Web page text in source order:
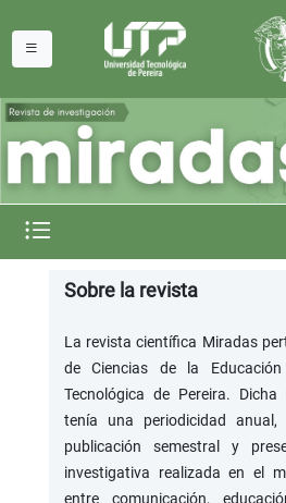
Sobre la revista
La revista científica Miradas
de Ciencias de la
Tecnológica de Pereira.
tenía una periodicidad
publicación semestral y
investigativa realizada en el
entre comunicación,